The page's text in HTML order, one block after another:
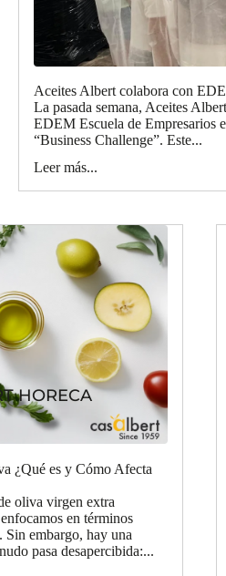
HORECA
Aceites Albert colabora con
La pasada semana, Aceites
EDEM Escuela de Empresarios
“Business Challenge”. Este...
Leer más...
¿Qué es y Cómo Afecta
oliva virgen extra
en términos
Sin embargo, hay una
pasa desapercibida:...